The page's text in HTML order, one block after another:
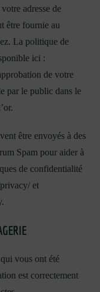
adresse de
être fournie au
La politique de
ici :
de votre
par le public dans le
être envoyés à des
Spam pour aider à
de confidentialité
et
vous ont été
est correctement